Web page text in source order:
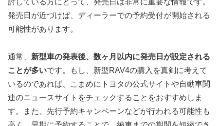
討している方にとって、発売日は非常に重要な情報です。
発売日が近づけば、ディーラーでの予約受付が開始される
可能性があります。
通常、 新型車の発表後、数ヶ月以内に発売日が設定される
ことが多いです。もし、新型RAV4の購入を真剣に考えて
いるのであれば、こまめにトヨタの公式サイトや自動車関
連のニュースサイトをチェックすることをおすすめしま
す。また、先行予約キャンペーンなどが行われる可能性も